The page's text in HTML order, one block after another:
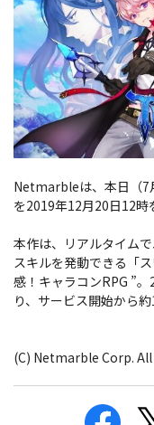
Netmarbleは、本日（7
を2019年12月20日12時
本作は、リアルタイム
スキルを発動できる「
感！キャラコンRPG ”
り、サービス開始から
(C) Netmarble Corp.